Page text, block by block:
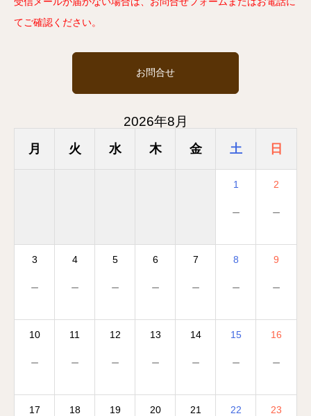
てご確認ください。
お問合せ
2026年8月
月 火 水 木 金 土 日
1
－
2
－
3
－
4
－
5
－
6
－
7
－
8
－
9
－
10
－
11
－
12
－
13
－
14
－
15
－
16
－
17 18 19 20 21 22 23